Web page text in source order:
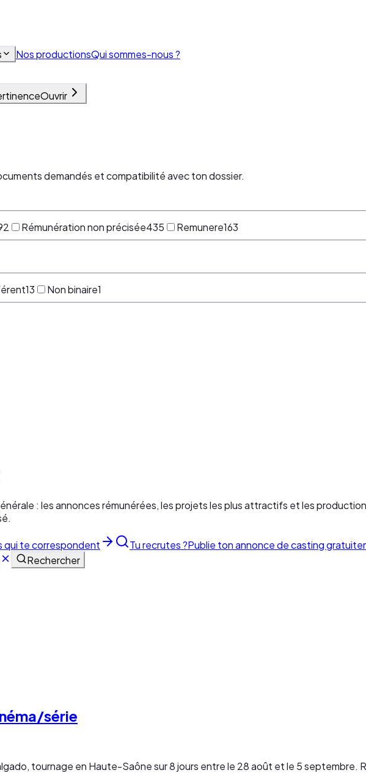
Nos productionsQui sommes-nous ?
Ouvrir
demandés et compatibilité avec ton dossier.
Rémunération non précisée435 Remunere163
13 Non binaire1
: les annonces rémunérées, les projets les plus attractifs et les
qui te correspondent Tu recrutes ?Publie ton annonce de casting
Rechercher
série
tournage en Haute-Saône sur 8 jours entre le 28 août et le 5 septembre.